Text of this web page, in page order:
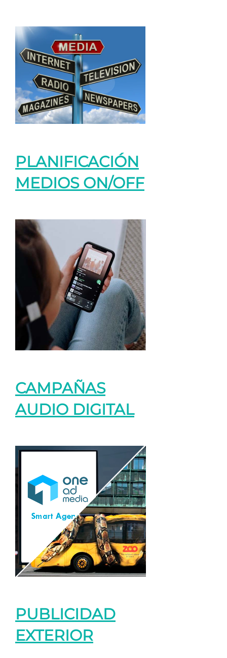
PLANIFICACIÓN
MEDIOS ON/OFF
CAMPAÑAS
AUDIO DIGITAL
PUBLICIDAD
EXTERIOR